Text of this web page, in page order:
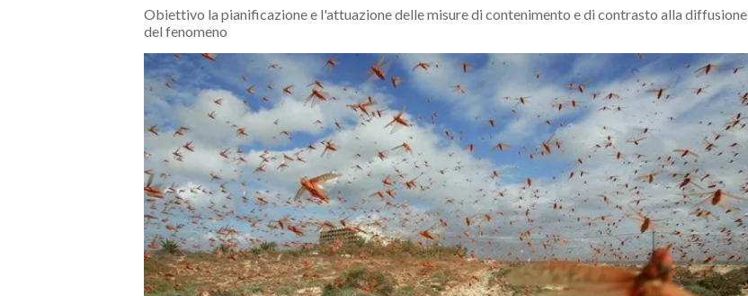
Obiettivo la pianificazione e l'attuazione delle misure di contenimento e di contrasto alla diffusione
del fenomeno